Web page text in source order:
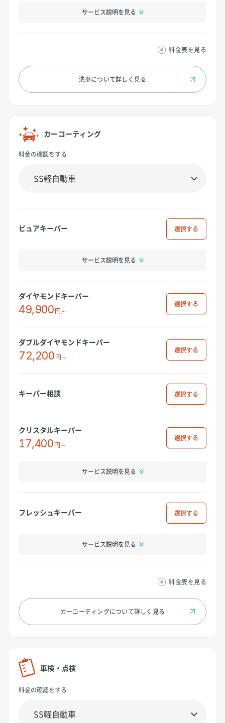
サービス説明を見る
料金表を見る
洗車について詳しく見る
カーコーティング
料金の確認をする
ピュアキーパー 選択
サービス説明を見る
ダイヤモンドキーパー
49,900円～
選択
ダブルダイヤモンドキーパー
72,200円～
選択
キーパー相談 選択
クリスタルキーパー
17,400円～
選択
サービス説明を見る
フレッシュキーパー 選択
サービス説明を見る
料金表を見る
カーコーティングについて詳しく見る
車検・点検
料金の確認をする